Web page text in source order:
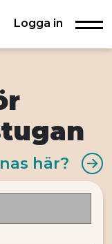
Logga in
här?